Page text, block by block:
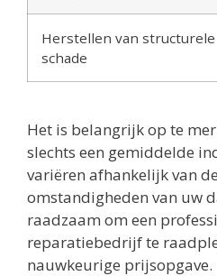
Herstellen van structurele
schade
Het is belangrijk op te
slechts een gemiddelde
variëren afhankelijk van
omstandigheden van uw
raadzaam om een
reparatiebedrijf te
nauwkeurige prijsopgave.